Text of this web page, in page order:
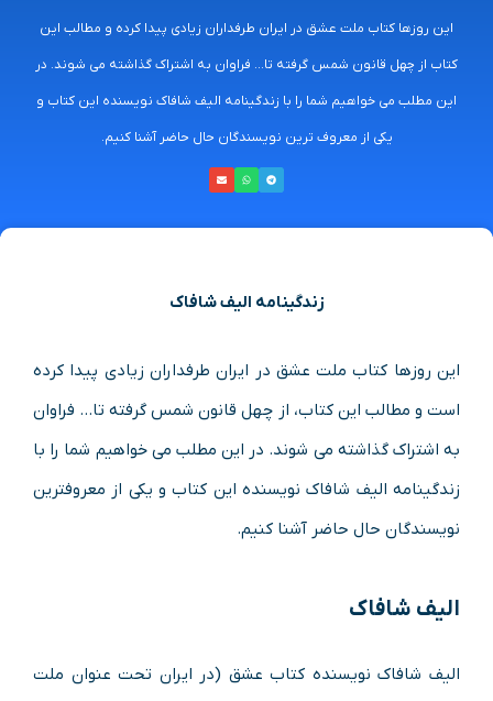
این روزها کتاب ملت عشق در ایران طرفداران زیادی پیدا کرده و مطالب این
کتاب از چهل قانون شمس گرفته تا... فراوان به اشتراک گذاشته می شوند. در
این مطلب می خواهیم شما را با زندگینامه الیف شافاک نویسنده این کتاب و
یکی از معروف ترین نویسندگان حال حاضر آشنا کنیم.
زندگینامه الیف شافاک
این روزها کتاب ملت عشق در ایران طرفداران زیادی پیدا کرده
است و مطالب این کتاب، از چهل قانون شمس گرفته تا… فراوان
به اشتراک گذاشته می شوند. در این مطلب می خواهیم شما را با
زندگینامه الیف شافاک نویسنده این کتاب و یکی از معروفترین
نویسندگان حال حاضر آشنا کنیم.
الیف شافاک
الیف شافاک نویسنده کتاب عشق (در ایران تحت عنوان ملت